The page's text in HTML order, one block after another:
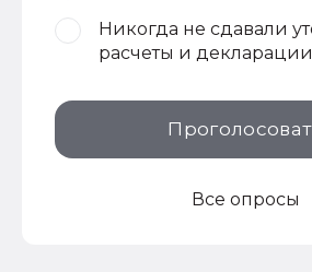
Никогда не сдавали
расчеты и декларации
Все опросы